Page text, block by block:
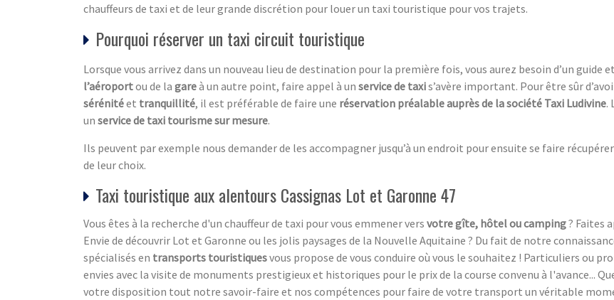
chauffeurs de taxi et de leur grande discrétion pour louer un taxi touristique pour vos trajets.
Pourquoi réserver un taxi circuit touristique
Lorsque vous arrivez dans un nouveau lieu de destination pour la première fois, vous aurez besoin d’un guide et
l’aéroportou de la gareà un autre point, faire appel à un service de taxis’avère important. Pour être sûr
sérénitéet tranquillité, il est préférable de faire une réservation préalable auprès de la société Taxi Ludivine.
un service de taxi tourisme sur mesure.
Ils peuvent par exemple nous demander de les accompagner jusqu’à un endroit pour ensuite se faire
de leur choix.
Taxi touristique aux alentours Cassignas Lot et Garonne 47
Vous êtes à la recherche d'un chauffeur de taxi pour vous emmener vers votre gîte, hôtel ou camping? Faites
Envie de découvrir Lot et Garonne ou les jolis paysages de la Nouvelle Aquitaine ? Du fait de notre
spécialisés en transports touristiquesvous propose de vous conduire où vous le souhaitez ! Particuliers ou
envies avec la visite de monuments prestigieux et historiques pour le prix de la course convenu à l'avance...
votre disposition tout notre savoir-faire et nos compétences pour faire de votre transport un véritable